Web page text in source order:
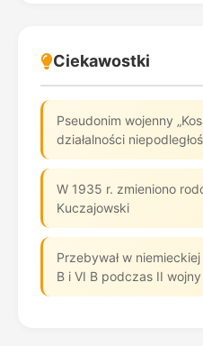
Ciekawostki
Pseudonim wojenny
działalności
W 1935 r. zmieniono
Kuczajowski
Przebywał w
B i VI B podczas II